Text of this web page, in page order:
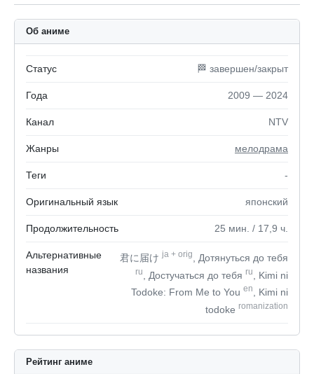
Об аниме
Статус 🏁 завершен/закрыт
Года 2009 — 2024
Канал NTV
Жанры мелодрама
Теги -
Оригинальный язык японский
Продолжительность 25 мин. / 17,9 ч.
Альтернативные
названия
君に届けja + orig , Дотянуться до тебя
ru , Достучаться до тебя ru
, Kimi ni
Todoke: From Me to You en
, Kimi ni
todoke romanization
Рейтинг аниме